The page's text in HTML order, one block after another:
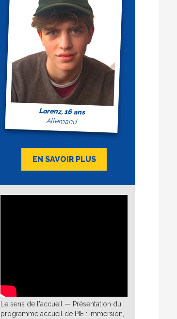
Lorenz, 16 ans
Allemand
EN SAVOIR PLUS
Le sens de l'accueil — Présentation du
programme accueil de PIE : Immersion,